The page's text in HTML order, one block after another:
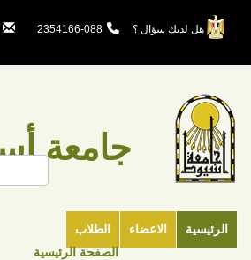
الرئيسي
هل لديك سؤال ؟ 088-2354166
جامعة
الرئيسية الاعضاء الطلاب
الصفحة الرئيسية